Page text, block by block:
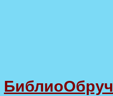
БиблиоОбруч